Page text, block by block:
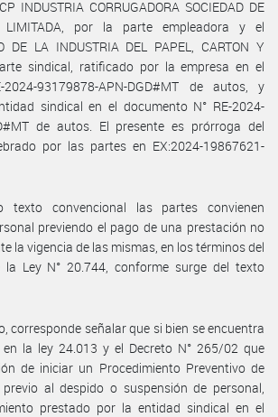
INDUSTRIA CORRUGADORA SOCIEDAD DE
LIMITADA, por la parte empleadora y el
DE LA INDUSTRIA DEL PAPEL, CARTON Y
sindical, ratificado por la empresa en el
93179878-APN-DGD#MT de autos, y
sindical en el documento N° RE-2024-
de autos. El presente es prórroga del
por las partes en EX:2024-19867621-
texto convencional las partes convienen
previendo el pago de una prestación no
la vigencia de las mismas, en los términos del
Ley N° 20.744, conforme surge del texto
corresponde señalar que si bien se encuentra
la ley 24.013 y el Decreto N° 265/02 que
de iniciar un Procedimiento Preventivo de
al despido o suspensión de personal,
prestado por la entidad sindical en el